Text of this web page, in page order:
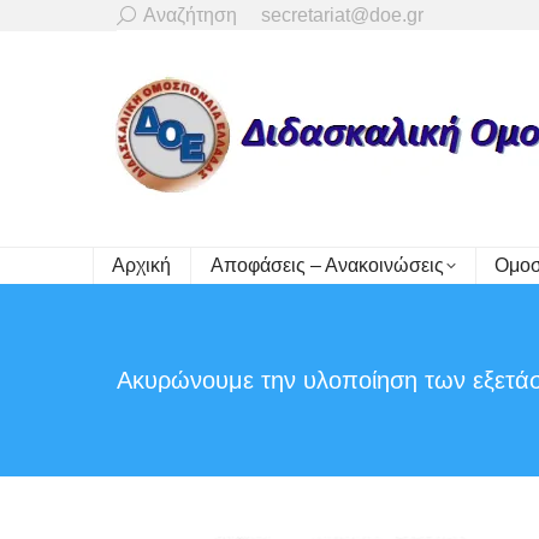
Search:
Αναζήτηση secretariat@doe.gr
Αρχική Αποφάσεις – Ανακοινώσεις
Ακυρώνουμε την υλοποίηση των